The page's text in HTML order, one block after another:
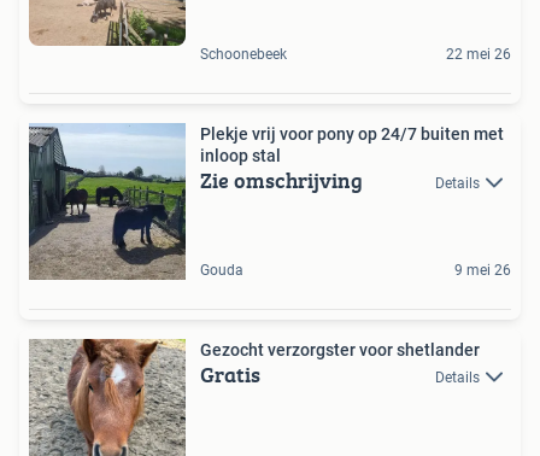
Schoonebeek 22 mei 26
Plekje vrij voor pony op 24/7 buiten met
inloop stal
Zie omschrijving Details
Gouda 9 mei 26
Gezocht verzorgster voor shetlander
Gratis Details